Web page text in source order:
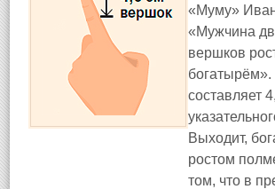
«Муму»
«Мужчина
вершков
составляет
Выходит,
ростом
том, что в